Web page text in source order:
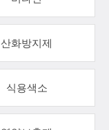
산화방지제
식용색소